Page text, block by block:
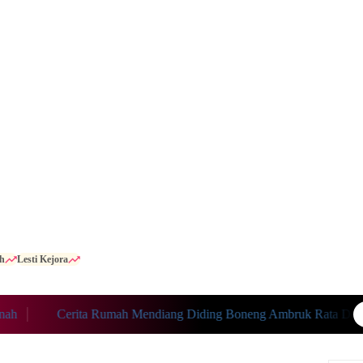
Lesti Kejora
Cerita Rumah Mendiang Diding Boneng Ambruk Rata Dengan